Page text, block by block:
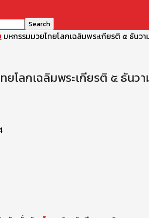
มหกรรมมวยไทยโลกเฉลิมพระเกียรติ ๕ ธันวา
ยโลกเฉลิมพระเกียรติ ๕ ธันวา